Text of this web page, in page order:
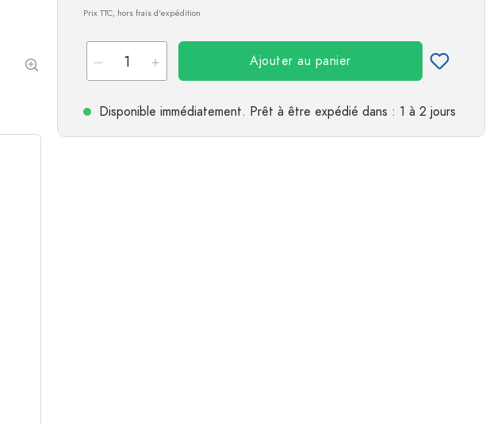
Prix TTC, hors frais d'expédition
Ajouter au panier
Disponible immédiatement. Prêt à être expédié dans : 1 à 2 jours